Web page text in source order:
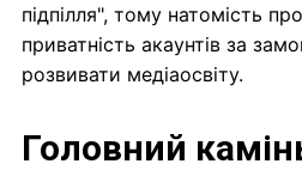
підпілля", тому натомість
приватність акаунтів за
розвивати медіаосвіту.
Головний